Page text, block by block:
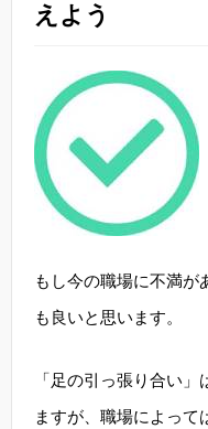
えよう
もし今の職場に不満が
も良いと思います。
「足の引っ張り合い
ますが、職場によって